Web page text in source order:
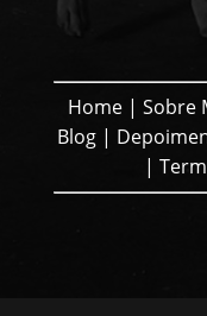
Home |Sobre
Blog|
|